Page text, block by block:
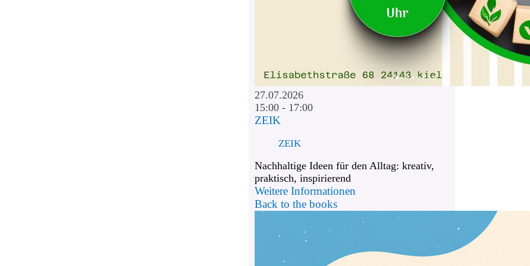
27.07.2026
15:00 - 17:00
ZEIK
ZEIK
Nachhaltige Ideen für den Alltag: kreativ,
praktisch, inspirierend
Weitere Informationen
Back to the books